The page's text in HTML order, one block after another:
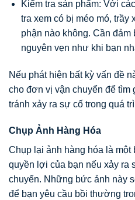
Kiểm tra sản phẩm: Với
tra xem có bị méo mó, trầy
phận nào không. Cần đảm
nguyên vẹn như khi bạn
Nếu phát hiện bất kỳ vấn đề
cho đơn vị vận chuyển để
tránh xảy ra sự cố trong quá
Chụp Ảnh Hàng Hóa
Chụp lại ảnh hàng hóa là
quyền lợi của bạn nếu xảy ra
chuyển. Những bức ảnh này
để bạn yêu cầu bồi thường